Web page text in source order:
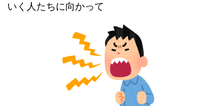
いく人たちに向かって